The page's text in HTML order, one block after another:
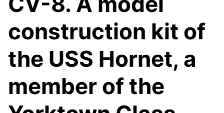
construction kit of
the USS Hornet, a
member of the